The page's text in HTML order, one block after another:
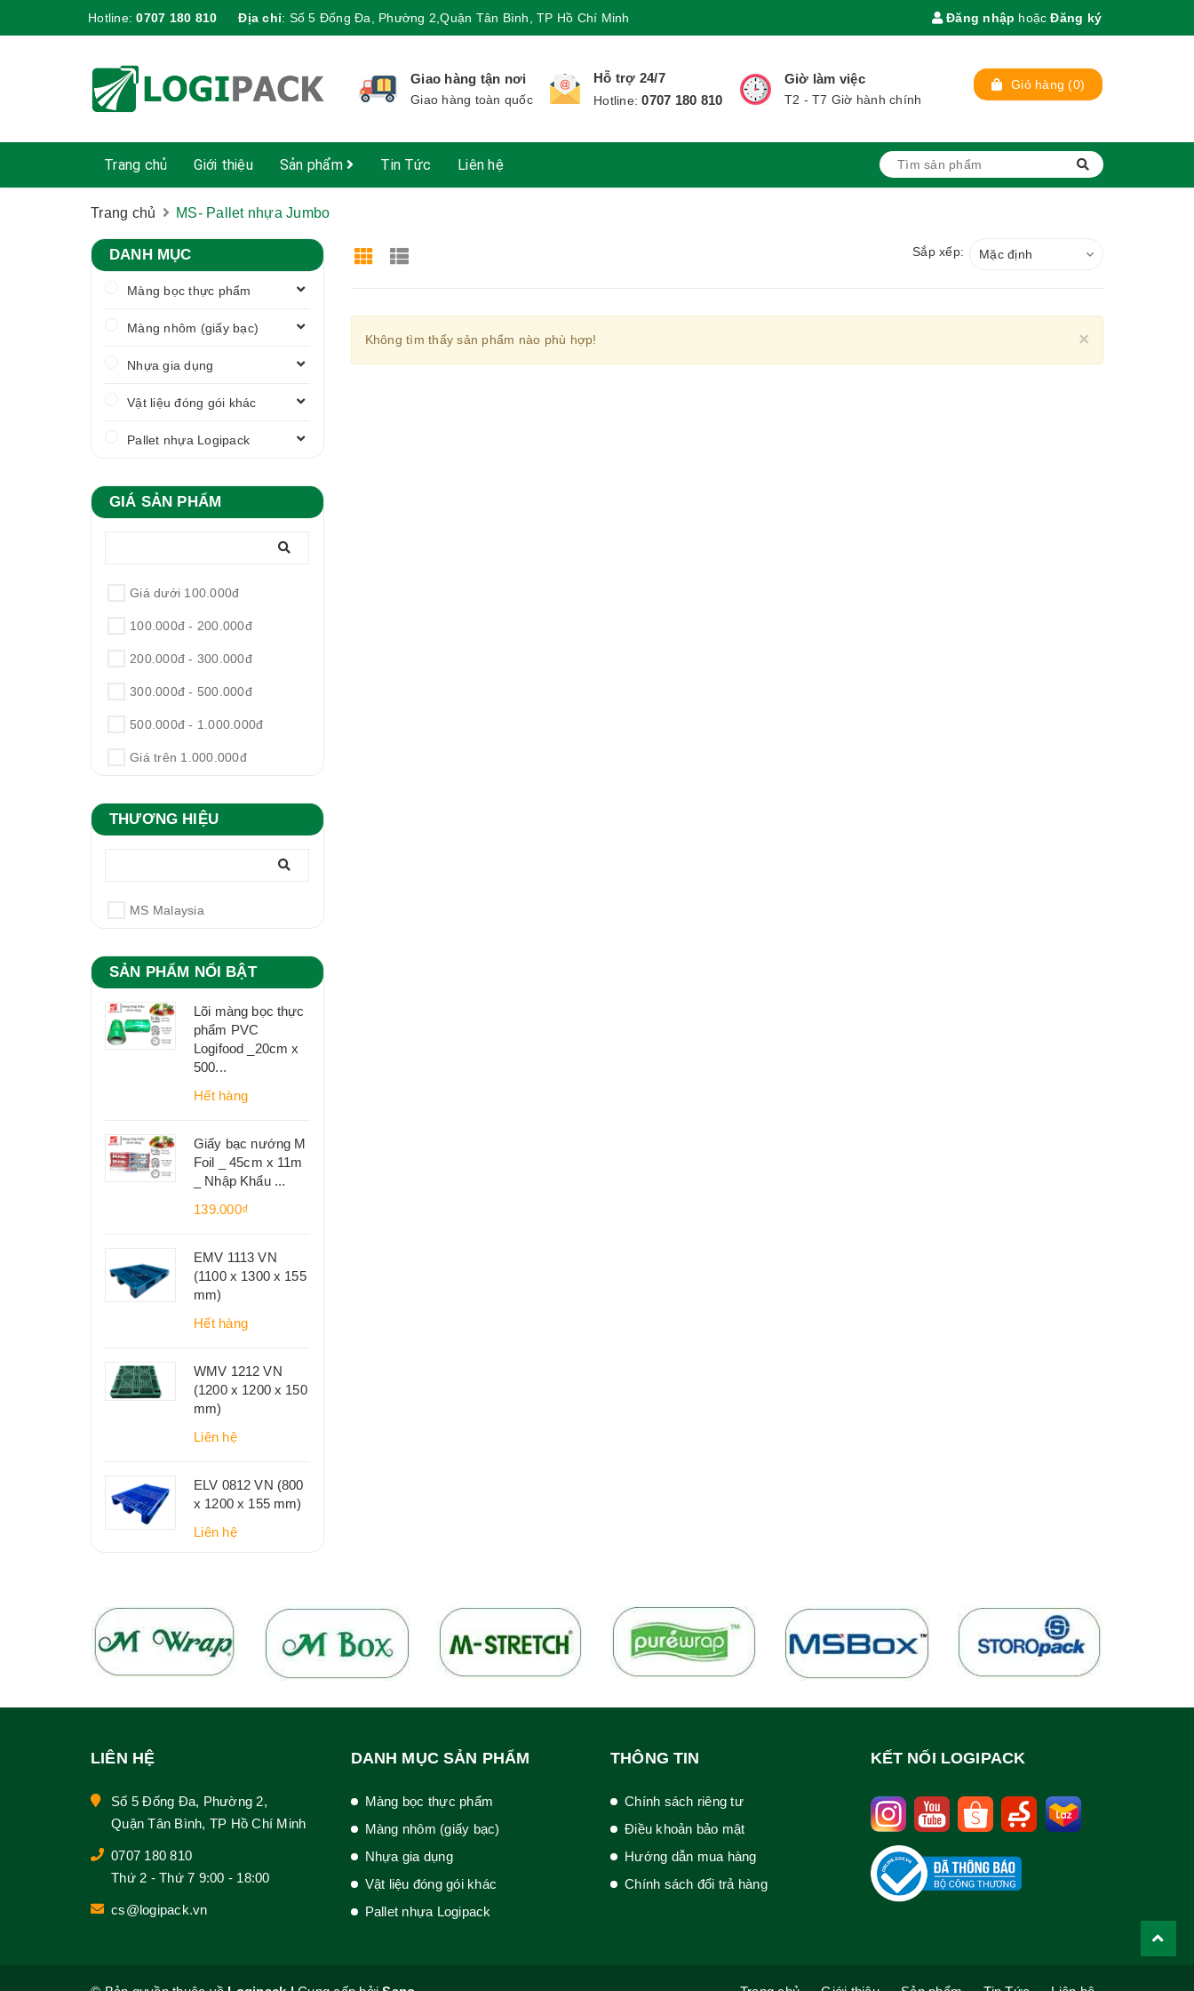
Hotline:0707 180 810 Địa chỉ: Số 5 Đống Đa, Phường 2,Quận Tân Bình, TP Hồ Chí Minh Đăng nhập hoặc Đăng ký
Giao hàng tận nơi
Giao hàng toàn quốc
Hỗ trợ 24/7
Hotline:0707 180 810
Giờ làm việc
T2 - T7 Giờ hành chính
Giỏ hàng (0)
Trang chủ Giới thiệu Sản phẩm Tin Tức Liên hệ
Trang chủ MS- Pallet nhựa Jumbo
Sắp xếp: Mặc định
×
Không tìm thấy sản phẩm nào phù hợp!
DANH MỤC
Màng bọc thực phẩm
Màng nhôm (giấy bạc)
Nhựa gia dụng
Vật liệu đóng gói khác
Pallet nhựa Logipack
GIÁ SẢN PHẨM
Giá dưới 100.000đ
100.000đ - 200.000đ
200.000đ - 300.000đ
300.000đ - 500.000đ
500.000đ - 1.000.000đ
Giá trên 1.000.000đ
THƯƠNG HIỆU
MS Malaysia
SẢN PHẨM NỔI BẬT
Lõi màng bọc thực
phẩm PVC
Logifood _20cm x
500...
Hết hàng
Giấy bạc nướng M
Foil _ 45cm x 11m
_ Nhập Khẩu ...
139.000₫
EMV 1113 VN
(1100 x 1300 x 155
mm)
Hết hàng
WMV 1212 VN
(1200 x 1200 x 150
mm)
Liên hệ
ELV 0812 VN (800
x 1200 x 155 mm)
Liên hệ
LIÊN HỆ
Số 5 Đống Đa, Phường 2,
Quận Tân Bình, TP Hồ Chí Minh
0707 180 810
Thứ 2 - Thứ 7 9:00 - 18:00
cs@logipack.vn
DANH MỤC SẢN PHẨM
Màng bọc thực phẩm
Màng nhôm (giấy bạc)
Nhựa gia dụng
Vật liệu đóng gói khác
Pallet nhựa Logipack
THÔNG TIN
Chính sách riêng tư
Điều khoản bảo mật
Hướng dẫn mua hàng
Chính sách đổi trả hàng
KẾT NỐI LOGIPACK